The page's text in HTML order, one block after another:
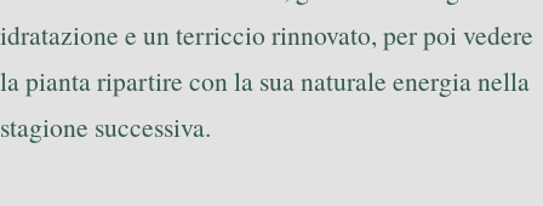
idratazione e un terriccio rinnovato, per poi vedere
la pianta ripartire con la sua naturale energia nella
stagione successiva.